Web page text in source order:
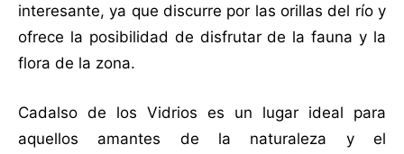
interesante, ya que discurre por las orillas del río y
ofrece la posibilidad de disfrutar de la fauna y la
flora de la zona.
Cadalso de los Vidrios es un lugar ideal para
aquellos amantes de la naturaleza y el